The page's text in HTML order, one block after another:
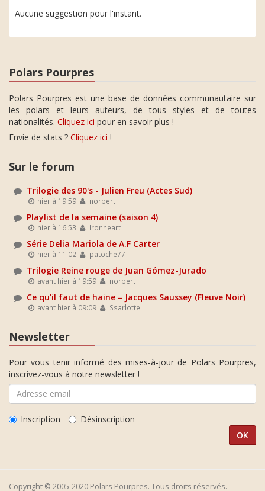
Aucune suggestion pour l'instant.
Polars Pourpres
Polars Pourpres est une base de données communautaire sur
les polars et leurs auteurs, de tous styles et de toutes
nationalités. Cliquez ici pour en savoir plus !
Envie de stats ? Cliquez ici !
Sur le forum
Trilogie des 90's - Julien Freu (Actes Sud)
hier à 19:59 norbert
Playlist de la semaine (saison 4)
hier à 16:53 Ironheart
Série Delia Mariola de A.F Carter
hier à 11:02 patoche77
Trilogie Reine rouge de Juan Gómez-Jurado
avant hier à 19:59 norbert
Ce qu'il faut de haine – Jacques Saussey (Fleuve Noir)
avant hier à 09:09 Ssarlotte
Newsletter
Pour vous tenir informé des mises-à-jour de Polars Pourpres,
inscrivez-vous à notre newsletter !
Inscription Désinscription
Copyright © 2005-2020 Polars Pourpres. Tous droits réservés.